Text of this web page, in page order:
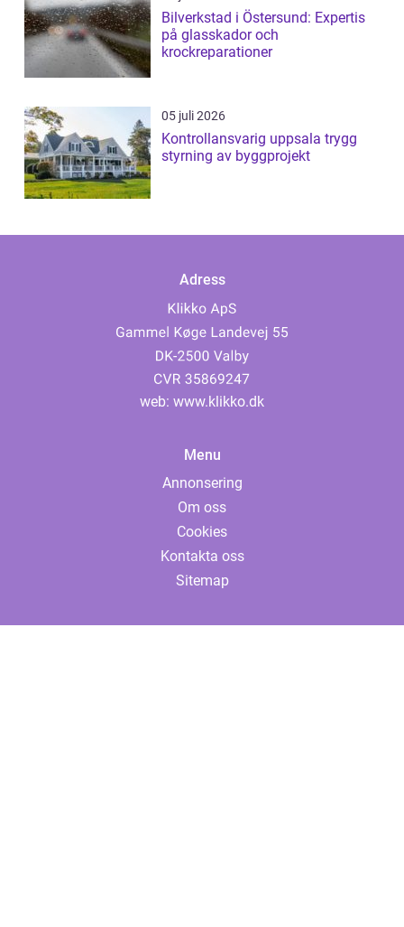
Bilverkstad i Östersund: Expertis
på glasskador och
krockreparationer
05 juli 2026
Kontrollansvarig uppsala trygg
styrning av byggprojekt
Adress
web: www.klikko.dk
Menu
Annonsering
Om oss
Cookies
Kontakta oss
Sitemap